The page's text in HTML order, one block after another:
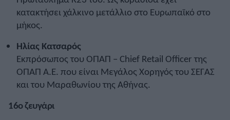
κατακτήσει χάλκινο μετάλλιο στο Ευρωπαϊκό στο
μήκος.
Ηλίας Κατσαρός
Εκπρόσωπος του ΟΠΑΠ – Chief Retail Officer της
ΟΠΑΠ Α.Ε. που είναι Μεγάλος Χορηγός του ΣΕΓΑΣ
και του Μαραθωνίου της Αθήνας.
16ο ζευγάρι